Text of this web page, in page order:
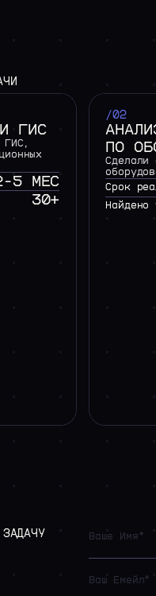
ГИС
ГИС,
5 МЕС
30+
/02
ПО
Сделали
Срок
Найдено
ЗАДАЧУ